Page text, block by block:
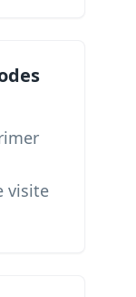
visite